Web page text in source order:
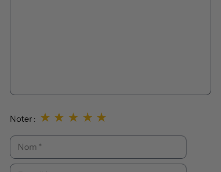
Noter : ★
★
★
★
★
Nom
E-